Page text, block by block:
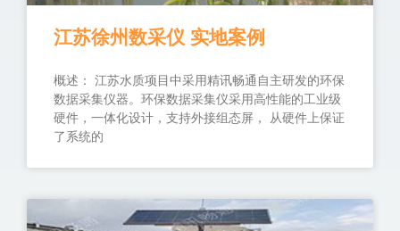
江苏徐州数采仪 实地案例
概述： 江苏水质项目中采用精讯畅通自主研发的环保
数据采集仪器。环保数据采集仪采用高性能的工业级
硬件，一体化设计，支持外接组态屏， 从硬件上保证
了系统的